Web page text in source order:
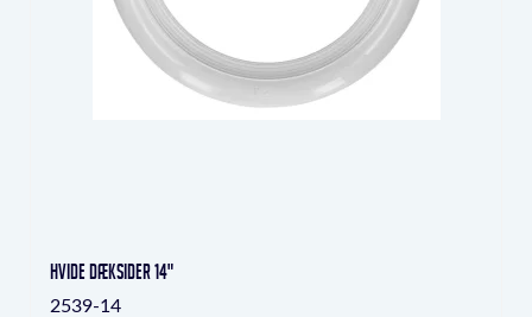
Hvide dæksider 14"
2539-14